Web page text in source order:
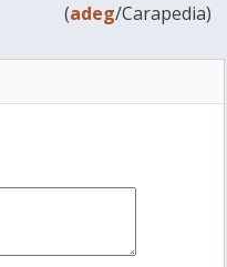
(adeg/Carapedia)